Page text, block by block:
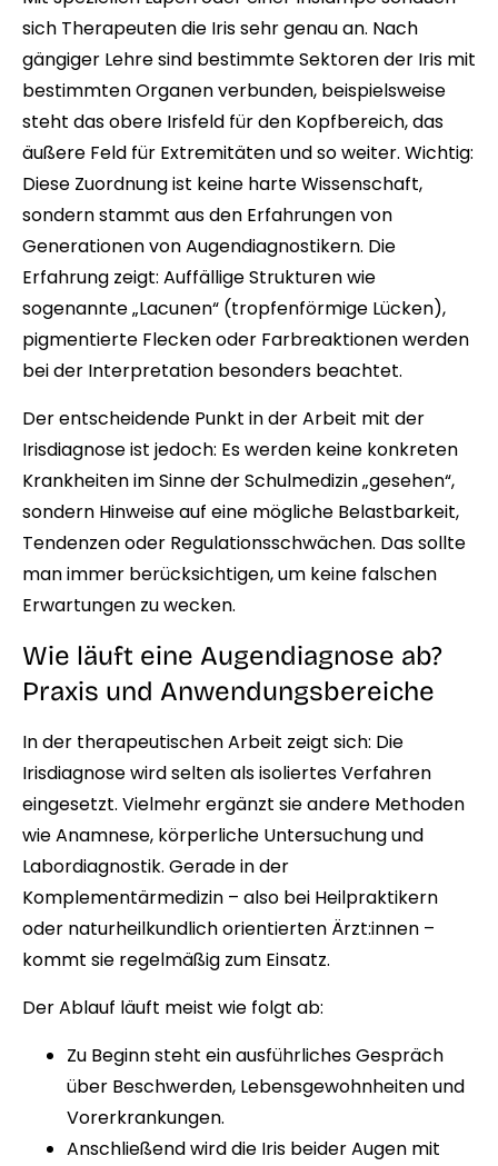
sich Therapeuten die Iris sehr genau an. Nach
gängiger Lehre sind bestimmte Sektoren der Iris mit
bestimmten Organen verbunden, beispielsweise
steht das obere Irisfeld für den Kopfbereich, das
äußere Feld für Extremitäten und so weiter. Wichtig:
Diese Zuordnung ist keine harte Wissenschaft,
sondern stammt aus den Erfahrungen von
Generationen von Augendiagnostikern. Die
Erfahrung zeigt: Auffällige Strukturen wie
sogenannte „Lacunen“ (tropfenförmige Lücken),
pigmentierte Flecken oder Farbreaktionen werden
bei der Interpretation besonders beachtet.
Der entscheidende Punkt in der Arbeit mit der
Irisdiagnose ist jedoch: Es werden keine konkreten
Krankheiten im Sinne der Schulmedizin „gesehen“,
sondern Hinweise auf eine mögliche Belastbarkeit,
Tendenzen oder Regulationsschwächen. Das sollte
man immer berücksichtigen, um keine falschen
Erwartungen zu wecken.
Wie läuft eine Augendiagnose ab?
Praxis und Anwendungsbereiche
In der therapeutischen Arbeit zeigt sich: Die
Irisdiagnose wird selten als isoliertes Verfahren
eingesetzt. Vielmehr ergänzt sie andere Methoden
wie Anamnese, körperliche Untersuchung und
Labordiagnostik. Gerade in der
Komplementärmedizin – also bei Heilpraktikern
oder naturheilkundlich orientierten Ärzt:innen –
kommt sie regelmäßig zum Einsatz.
Der Ablauf läuft meist wie folgt ab:
Zu Beginn steht ein ausführliches Gespräch
über Beschwerden, Lebensgewohnheiten und
Vorerkrankungen.
Anschließend wird die Iris beider Augen mit